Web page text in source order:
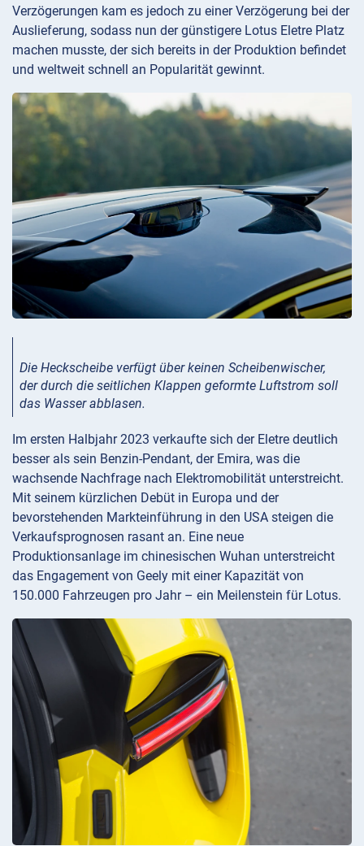
Verzögerungen kam es jedoch zu einer Verzögerung bei der
Auslieferung, sodass nun der günstigere Lotus Eletre Platz
machen musste, der sich bereits in der Produktion befindet
und weltweit schnell an Popularität gewinnt.
Die Heckscheibe verfügt über keinen Scheibenwischer,
der durch die seitlichen Klappen geformte Luftstrom soll
das Wasser abblasen.
Im ersten Halbjahr 2023 verkaufte sich der Eletre deutlich
besser als sein Benzin-Pendant, der Emira, was die
wachsende Nachfrage nach Elektromobilität unterstreicht.
Mit seinem kürzlichen Debüt in Europa und der
bevorstehenden Markteinführung in den USA steigen die
Verkaufsprognosen rasant an. Eine neue
Produktionsanlage im chinesischen Wuhan unterstreicht
das Engagement von Geely mit einer Kapazität von
150.000 Fahrzeugen pro Jahr – ein Meilenstein für Lotus.